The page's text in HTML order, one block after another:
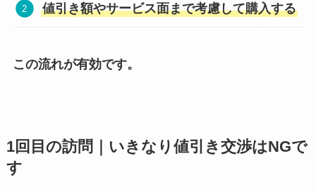
値引き額やサービス面まで考慮して購入する
この流れが有効です。
1回目の訪問｜いきなり値引き交渉はNGで
す